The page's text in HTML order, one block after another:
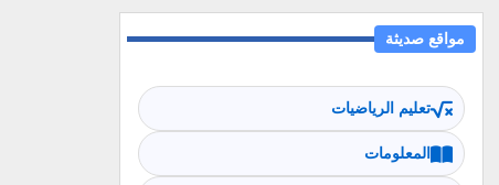
مواقع صديثة
تعليم الرياضيات
المعلومات